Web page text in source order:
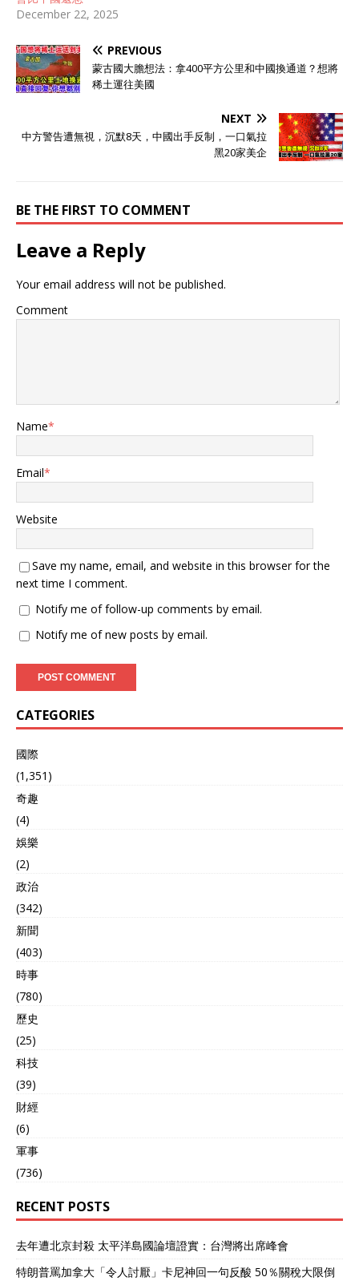
December 22, 2025
PREVIOUS
蒙古國大膽想法：拿400平方公里和中國換通道？想將
稀土運往美國
NEXT
中方警告遭無視，沉默8天，中國出手反制，一口氣拉
黑20家美企
BE THE FIRST TO COMMENT
Leave a Reply
Your email address will not be published.
Comment
Name*
Email*
Website
Save my name, email, and website in this browser for the
next time I comment.
Notify me of follow-up comments by email.
Notify me of new posts by email.
CATEGORIES
國際
(1,351)
奇趣
(4)
娛樂
(2)
政治
(342)
新聞
(403)
時事
(780)
歷史
(25)
科技
(39)
財經
(6)
軍事
(736)
RECENT POSTS
去年遭北京封殺 太平洋島國論壇證實：台灣將出席峰會
特朗普罵加拿大「令人討厭」卡尼神回一句反酸 50％關稅大限倒